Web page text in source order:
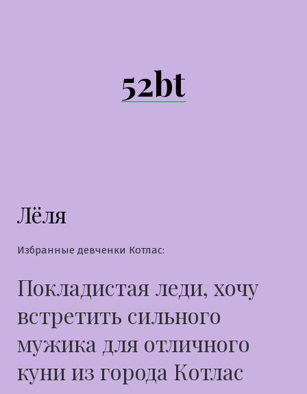
52bt
Лёля
Избранные девченки Котлас:
Покладистая леди, хочу
встретить сильного
мужика для отличного
куни из города Котлас